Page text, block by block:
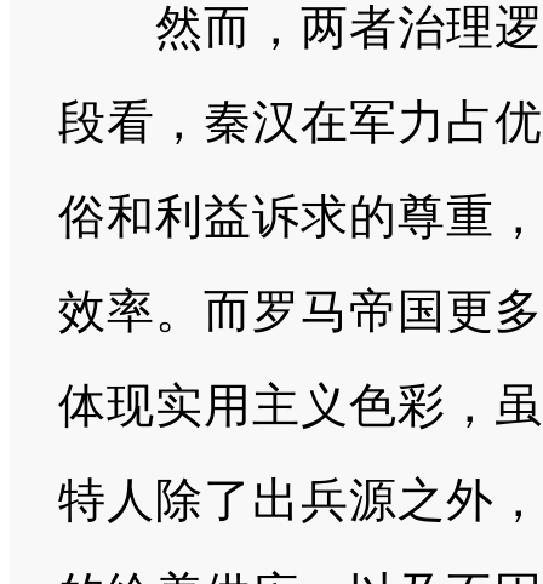
然而，两者治理逻
段看，秦汉在军力占
俗和利益诉求的尊重
效率。而罗马帝国更
体现实用主义色彩，
特人除了出兵源之外